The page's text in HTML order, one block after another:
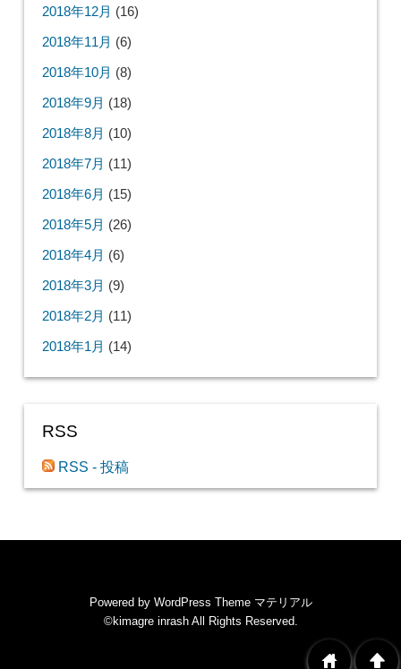
2018年12月 (16)
2018年11月 (6)
2018年10月 (8)
2018年9月 (18)
2018年8月 (10)
2018年7月 (11)
2018年6月 (15)
2018年5月 (26)
2018年4月 (6)
2018年3月 (9)
2018年2月 (11)
2018年1月 (14)
RSS
RSS - 投稿
Powered by WordPress Theme マテリアル
©kimagre inrashAll Rights Reserved.
arrowup
home